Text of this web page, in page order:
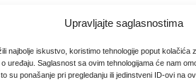
Upravljajte saglasnostima
najbolje iskustvo, koristimo tehnologije poput kolačića
uređaju. Saglasnost sa ovim tehnologijama će nam
su ponašanje pri pregledanju ili jedinstveni ID-ovi na